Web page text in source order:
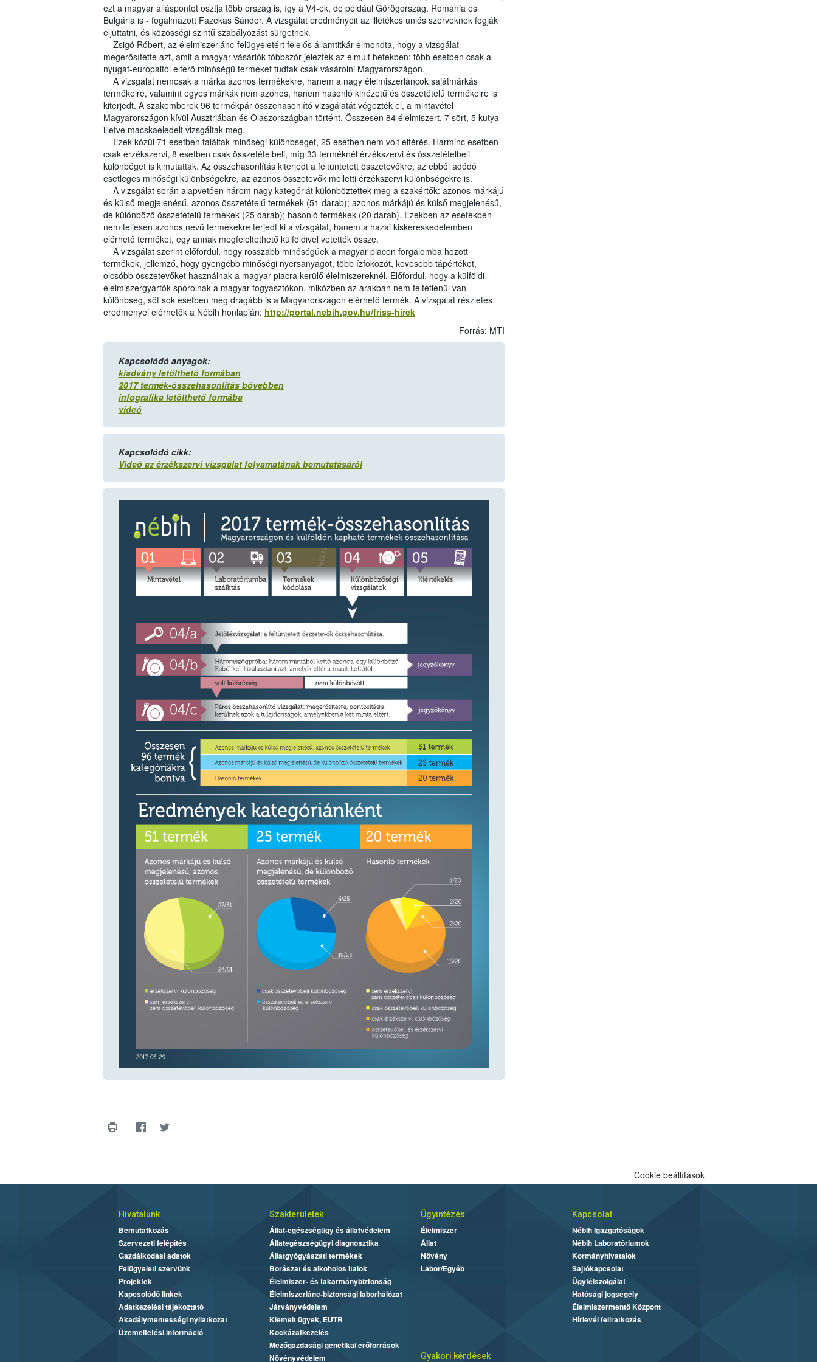
ezt a magyar álláspontot osztja több ország is, így a V4-ek, de például Görögország, Románia és
Bulgária is - fogalmazott Fazekas Sándor. A vizsgálat eredményeit az illetékes uniós szerveknek fogják
eljuttatni, és közösségi szintű szabályozást sürgetnek.
Zsigó Róbert, az élelmiszerlánc-felügyeletért felelős államtitkár elmondta, hogy a vizsgálat
megerősítette azt, amit a magyar vásárlók többször jeleztek az elmúlt hetekben: több esetben csak a
nyugat-európaitól eltérő minőségű terméket tudtak csak vásárolni Magyarországon.
A vizsgálat nemcsak a márka azonos termékekre, hanem a nagy élelmiszerláncok sajátmárkás
termékeire, valamint egyes márkák nem azonos, hanem hasonló kinézetű és összetételű termékeire is
kiterjedt. A szakemberek 96 termékpár összehasonlító vizsgálatát végezték el, a mintavétel
Magyarországon kívül Ausztriában és Olaszországban történt. Összesen 84 élelmiszert, 7 sört, 5 kutya-
illetve macskaeledelt vizsgáltak meg.
Ezek közül 71 esetben találtak minőségi különbséget, 25 esetben nem volt eltérés. Harminc esetben
csak érzékszervi, 8 esetben csak összetételbeli, míg 33 terméknél érzékszervi és összetételbeli
különbéget is kimutattak. Az összehasonlítás kiterjedt a feltüntetett összetevőkre, az ebből adódó
esetleges minőségi különbségekre, az azonos összetevők melletti érzékszervi különbségekre is.
A vizsgálat során alapvetően három nagy kategóriát különböztettek meg a szakértők: azonos márkájú
és külső megjelenésű, azonos összetételű termékek (51 darab); azonos márkájú és külső megjelenésű,
de különböző összetételű termékek (25 darab); hasonló termékek (20 darab). Ezekben az esetekben
nem teljesen azonos nevű termékekre terjedt ki a vizsgálat, hanem a hazai kiskereskedelemben
elérhető terméket, egy annak megfeleltethető külföldivel vetették össze.
A vizsgálat szerint előfordul, hogy rosszabb minőségűek a magyar piacon forgalomba hozott
termékek, jellemző, hogy gyengébb minőségi nyersanyagot, több ízfokozót, kevesebb tápértéket,
olcsóbb összetevőket használnak a magyar piacra kerülő élelmiszereknél. Előfordul, hogy a külföldi
élelmiszergyártók spórolnak a magyar fogyasztókon, miközben az árakban nem feltétlenül van
különbség, sőt sok esetben még drágább is a Magyarországon elérhető termék. A vizsgálat részletes
eredményei elérhetők a Nébih honlapján: http://portal.nebih.gov.hu/friss-hirek
Forrás: MTI
Kapcsolódó anyagok:
kiadvány letölthető formában
2017 termék-összehasonlítás bővebben
infografika letölthető formába
videó
Kapcsolódó cikk:
Videó az érzékszervi vizsgálat folyamatának bemutatásáról
Cookie beállítások
Hivatalunk
Bemutatkozás
Szervezeti felépítés
Gazdálkodási adatok
Felügyeleti szervünk
Projektek
Kapcsolódó linkek
Adatkezelési tájékoztató
Akadálymentességi nyilatkozat
Üzemeltetési információ
Szakterületek
Állat-egészségügy és állatvédelem
Állategészségügyi diagnosztika
Állatgyógyászati termékek
Borászat és alkoholos italok
Élelmiszer- és takarmánybiztonság
Élelmiszerlánc-biztonsági laborhálózat
Járványvédelem
Kiemelt ügyek, EUTR
Kockázatkezelés
Mezőgazdasági genetikai erőforrások
Növényvédelem
Ügyintézés
Élelmiszer
Állat
Növény
Labor/Egyéb
Kapcsolat
Nébih Igazgatóságok
Nébih Laboratóriumok
Kormányhivatalok
Sajtókapcsolat
Ügyfélszolgálat
Hatósági jogsegély
Élelmiszermentő Központ
Hírlevél feliratkozás
Gyakori kérdések